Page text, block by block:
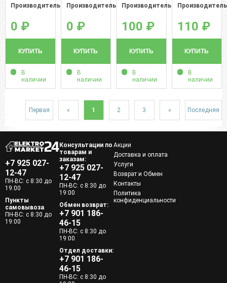
Производитель:
0 ₽
КУПИТЬ
В
наличии
Производитель:
0 ₽
КУПИТЬ
В
наличии
Производитель:
100 ₽
КУПИТЬ
В
наличии
110 ₽
КУПИТЬ
В
наличии
Первая « 1 2 3 » Последняя
+7 925 027-
12-47
ПН-ВС: с 8:30 до
19:00
Пункты
самовывоза
ПН-ВС: с 8:30 до
19:00
Консультации по
товарам и
заказам:
+7 925 027-
12-47
ПН-ВС: с 8:30 до
19:00
Обмен возврат:
+7 901 186-
46-15
ПН-ВС: с 8:30 до
19:00
Отдел доставки:
+7 901 186-
46-15
ПН-ВС: с 8:30 до
Акции
Доставка и оплата
Услуги
Возврат и Обмен
Контакты
Политика
конфиденциальности